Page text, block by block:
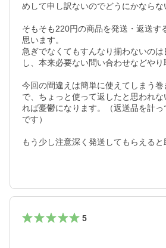
めして申し訳ないのでどうにかならな
そもそも220円の商品を発送・返送す
思います。
急ぎでなくてもすんなり揃わないの
し、本来必要ない問い合わせなどやり
今回の間違えは簡単に使えてしまう
で、ちょっと使って返したと思われ
れば憂鬱になります。（返送品を計
です）
もう少し注意深く発送してもらえると
5